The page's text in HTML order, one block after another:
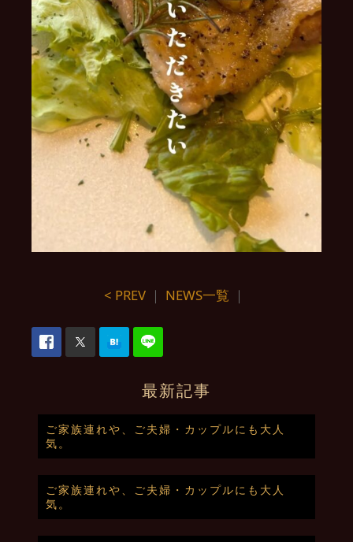
< PREV ｜ NEWS一覧 ｜
最新記事
ご家族連れや、ご夫婦・カップルにも大人
気。
ご家族連れや、ご夫婦・カップルにも大人
気。